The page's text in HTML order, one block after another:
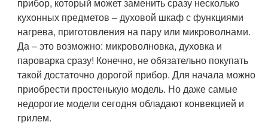
кухонных предметов – духовой шкаф с функциями
нагрева, приготовления на пару или микроволнами.
Да – это возможно: микроволновка, духовка и
пароварка сразу! Конечно, не обязательно покупать
такой достаточно дорогой прибор. Для начала можно
приобрести простенькую модель. Но даже самые
недорогие модели сегодня обладают конвекцией и
грилем.